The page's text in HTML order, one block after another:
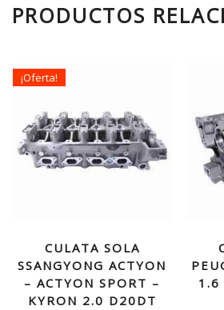
PRODUCTOS
¡Oferta!
CULATA SOLA
SSANGYONG ACTYON
– ACTYON SPORT –
KYRON 2.0 D20DT
1.6